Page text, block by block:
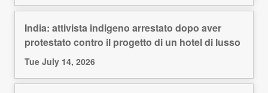
India: attivista indigeno arrestato dopo aver
protestato contro il progetto di un hotel di lusso
Tue July 14, 2026